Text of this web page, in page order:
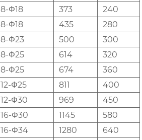
8-Φ18 373
240
8-Φ18 435
280
8-Φ23 500
300
8-Φ25 614
320
8-Φ25 674
360
12-Φ25 811
400
12-Φ30 969
450
16-Φ30 1145
580
16-Φ34 1280
640